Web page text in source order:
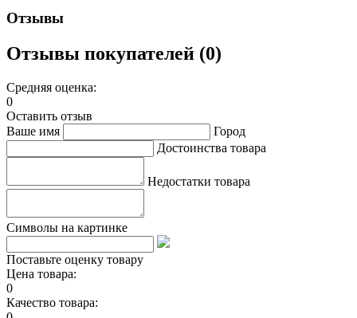
Отзывы
Отзывы покупателей (0)
Средняя оценка:
0
Оставить отзыв
Ваше имя
Город
Достоинства товара
Недостатки товара
Символы на картинке
Поставьте оценку товару
Цена товара:
0
Качество товара: